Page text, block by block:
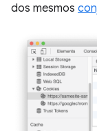
dos mesmos